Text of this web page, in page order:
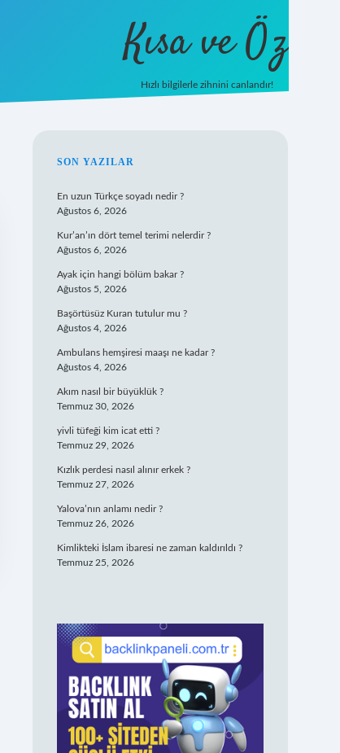
Kısa ve Öz
Hızlı bilgilerle zihnini canlandır!
SIDEBAR
SON YAZILAR
En uzun Türkçe soyadı nedir ?
Ağustos 6, 2026
Kur’an’ın dört temel terimi nelerdir ?
Ağustos 6, 2026
Ayak için hangi bölüm bakar ?
Ağustos 5, 2026
Başörtüsüz Kuran tutulur mu ?
Ağustos 4, 2026
Ambulans hemşiresi maaşı ne kadar ?
Ağustos 4, 2026
Akım nasıl bir büyüklük ?
Temmuz 30, 2026
yivli tüfeği kim icat etti ?
Temmuz 29, 2026
Kızlık perdesi nasıl alınır erkek ?
Temmuz 27, 2026
Yalova’nın anlamı nedir ?
Temmuz 26, 2026
Kimlikteki İslam ibaresi ne zaman kaldırıldı ?
Temmuz 25, 2026